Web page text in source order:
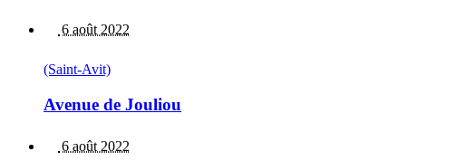
6 août 2022
(Saint-Avit)
Avenue de Jouliou
6 août 2022